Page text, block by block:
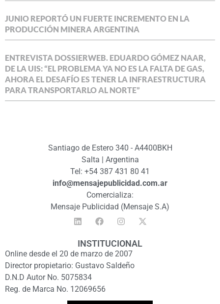
JUNIO REPORTÓ UN FUERTE INCREMENTO EN LA
PRODUCCIÓN MINERA ARGENTINA
ENTREVISTA DOSSIERWEB. EDUARDO GÓMEZ NAAR,
DE LA UIS: “EL PROBLEMA YA NO ES LA FALTA DE GAS,
AHORA EL DESAFÍO ES TENER LA INFRAESTRUCTURA
PARA TRANSPORTARLO AL NORTE”
Santiago de Estero 340 - A4400BKH
Salta | Argentina
Tel: +54 387 431 80 41
info@mensajepublicidad.com.ar
Comercializa:
Mensaje Publicidad (Mensaje S.A)
INSTITUCIONAL
Online desde el 20 de marzo de 2007
Director propietario: Gustavo Saldeño
D.N.D Autor No. 5075834
Reg. de Marca No. 12069656